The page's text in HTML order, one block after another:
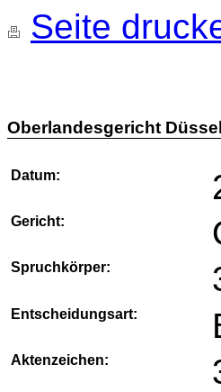
Seite
Oberlandesgericht
Datum:
Gericht:
Spruchkörper:
Entscheidungsart:
Aktenzeichen: